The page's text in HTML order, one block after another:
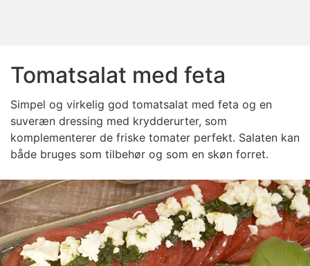
Tomatsalat med feta
Simpel og virkelig god tomatsalat med feta og en
suveræn dressing med krydderurter, som
komplementerer de friske tomater perfekt. Salaten kan
både bruges som tilbehør og som en skøn forret.